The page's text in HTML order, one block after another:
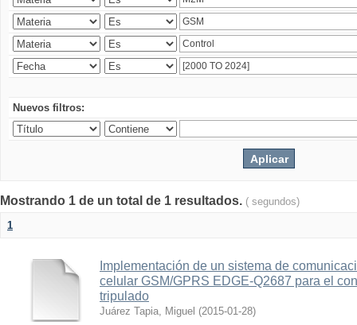
Nuevos filtros:
Mostrando 1 de un total de 1 resultados. ( segundos)
1
Implementación de un sistema de
celular GSM/GPRS EDGE-Q2687 para el
tripulado
Juárez Tapia, Miguel (2015-01-28)